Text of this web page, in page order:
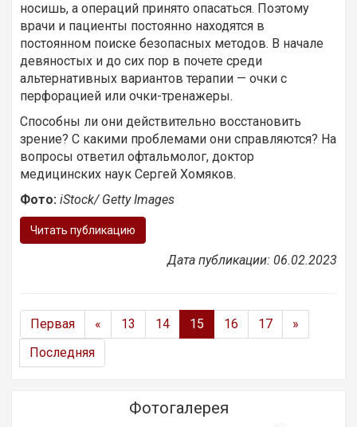
носишь, а операций принято опасаться. Поэтому
врачи и пациенты постоянно находятся в
постоянном поиске безопасных методов. В начале
девяностых и до сих пор в почете среди
альтернативных вариантов терапии — очки с
перфорацией или очки-тренажеры.
Способны ли они действительно восстановить
зрение? С какими проблемами они справляются? На
вопросы ответил офтальмолог, доктор
медицинских наук Сергей Хомяков.
Фото: iStock/ Getty Images
Читать публикацию
Дата публикации: 06.02.2023
Первая « 13 14 15 16 17
»
Последняя
Фотогалерея